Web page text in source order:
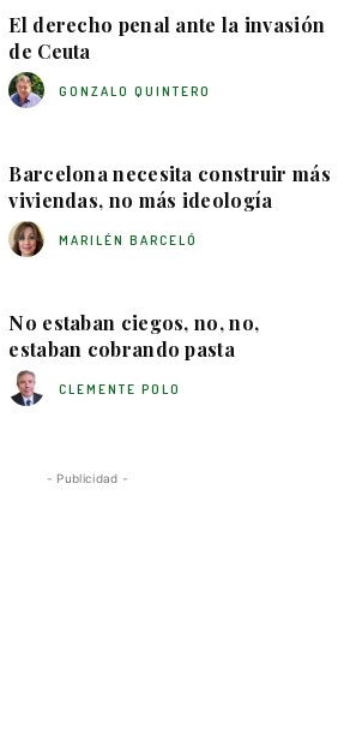
El derecho penal ante la invasión
de Ceuta
GONZALO QUINTERO
Barcelona necesita construir más
viviendas, no más ideología
MARILÉN BARCELÓ
No estaban ciegos, no, no,
estaban cobrando pasta
CLEMENTE POLO
- Publicidad -